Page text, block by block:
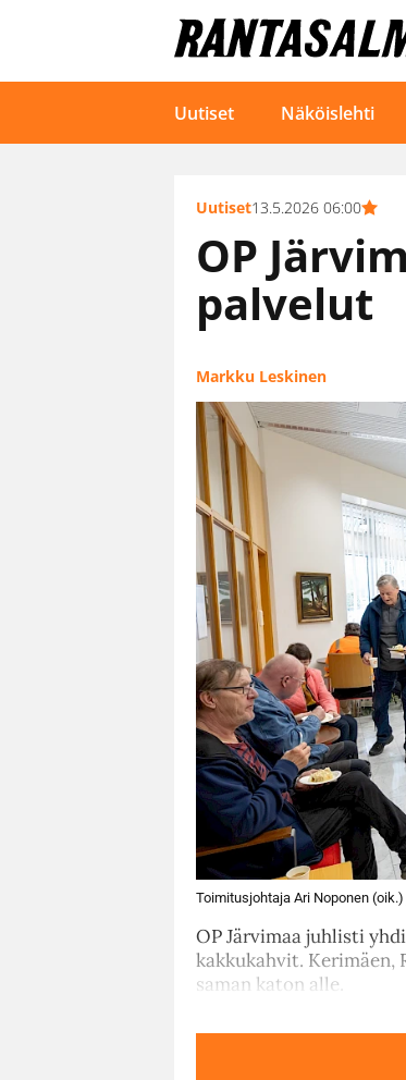
Uutiset Näköislehti
Uutiset13.5.2026 06:00
OP
palvelut
Markku Leskinen
Toimitusjohtaja Ari Noponen
OP Järvimaa juhlisti
kakkukahvit. Kerimäen,
saman katon alle.